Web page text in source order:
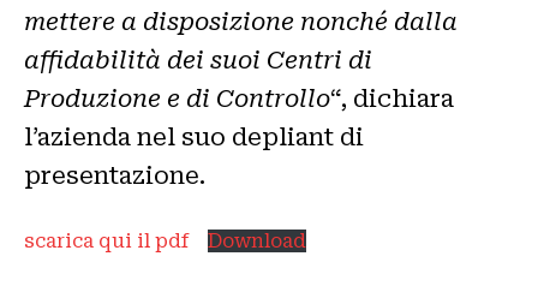
mettere a disposizione nonché dalla
affidabilità dei suoi Centri di
Produzione e di Controllo“, dichiara
l’azienda nel suo depliant di
presentazione.
scarica qui il pdf Download